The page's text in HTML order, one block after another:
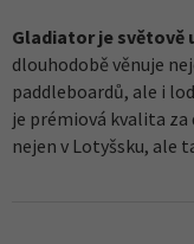
Gladiator je světově
dlouhodobě věnuje
paddleboardů, ale i
je prémiová kvalita za
nejen v Lotyšsku, ale